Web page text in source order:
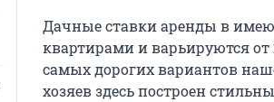
Дачные ставки аренды в
квартирами и варьируются
самых дорогих вариантов
хозяев здесь построен